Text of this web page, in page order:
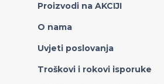
Proizvodi na AKCIJI
O nama
Uvjeti poslovanja
Troškovi i rokovi isporuke